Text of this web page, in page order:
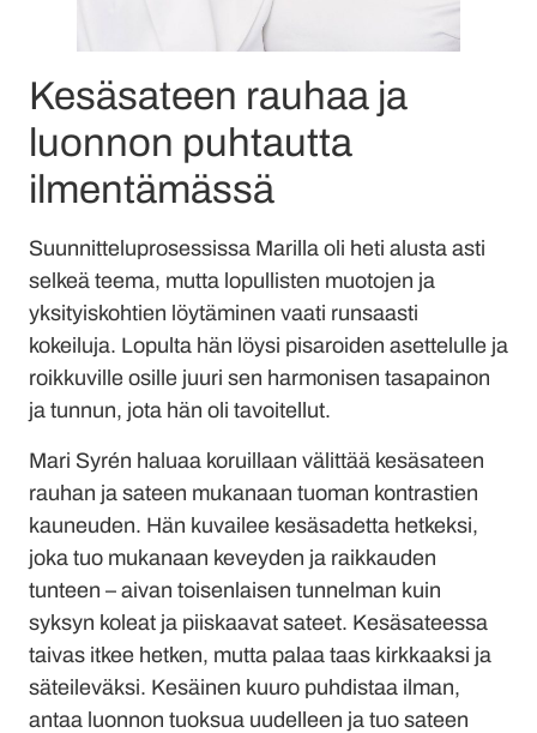
Kesäsateen rauhaa ja
luonnon puhtautta
ilmentämässä
Suunnitteluprosessissa Marilla oli heti alusta asti
selkeä teema, mutta lopullisten muotojen ja
yksityiskohtien löytäminen vaati runsaasti
kokeiluja. Lopulta hän löysi pisaroiden asettelulle ja
roikkuville osille juuri sen harmonisen tasapainon
ja tunnun, jota hän oli tavoitellut.
Mari Syrén haluaa koruillaan välittää kesäsateen
rauhan ja sateen mukanaan tuoman kontrastien
kauneuden. Hän kuvailee kesäsadetta hetkeksi,
joka tuo mukanaan keveyden ja raikkauden
tunteen – aivan toisenlaisen tunnelman kuin
syksyn koleat ja piiskaavat sateet. Kesäsateessa
taivas itkee hetken, mutta palaa taas kirkkaaksi ja
säteileväksi. Kesäinen kuuro puhdistaa ilman,
antaa luonnon tuoksua uudelleen ja tuo sateen